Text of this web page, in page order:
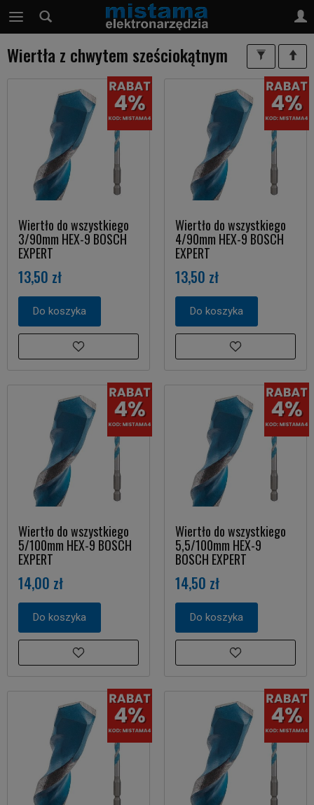
Wiertła z chwytem sześciokątnym
Wiertło do wszystkiego
3/90mm HEX-9 BOSCH
EXPERT
13,50 zł
Do koszyka
Wiertło do wszystkiego
4/90mm HEX-9 BOSCH
EXPERT
13,50 zł
Do koszyka
Wiertło do wszystkiego
5/100mm HEX-9 BOSCH
EXPERT
14,00 zł
Do koszyka
Wiertło do wszystkiego
5,5/100mm HEX-9
BOSCH EXPERT
14,50 zł
Do koszyka